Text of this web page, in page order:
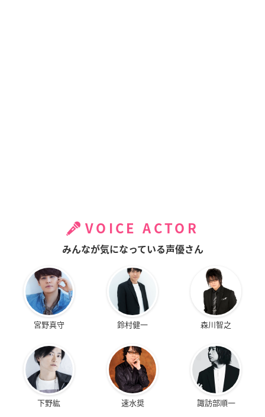
VOICE ACTOR
みんなが気になっている声優さん
宮野真守 鈴村健一 森川智之
下野紘 速水奨 諏訪部順一